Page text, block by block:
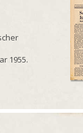
1955.